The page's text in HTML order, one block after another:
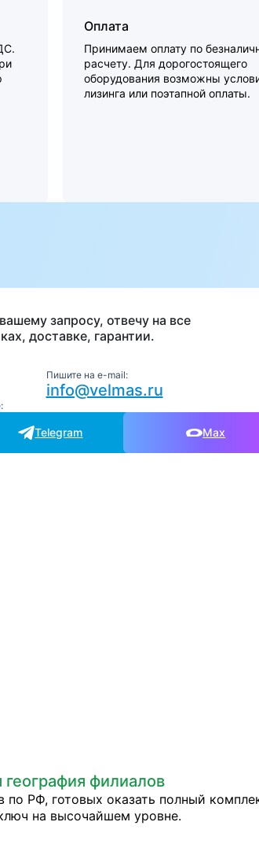
Оплата
Принимаем оплату по
расчету. Для дорогостоящего
оборудования возможны
лизинга или поэтапной оплаты.
запросу, отвечу на все
доставке, гарантии.
Пишите на e-mail:
info@velmas.ru
Telegram Max
филиалов
по РФ, готовых оказать полный
на высочайшем уровне.